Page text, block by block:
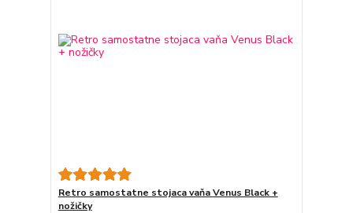
Retro samostatne stojaca vaňa Venus Black +
nožičky